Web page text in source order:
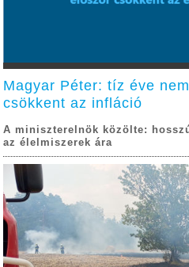
Magyar Péter: tíz éve
csökkent az infláció
A miniszterelnök közölte:
az élelmiszerek ára